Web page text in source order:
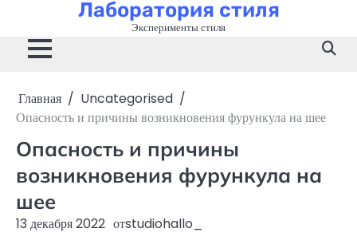
содержимому
Лаборатория стиля
Эксперименты стиля
Главная
Uncategorised
Опасность и причины возникновения фурункула на шее
Опасность и причины
возникновения фурункула на
шее
13 декабря 2022 отstudiohallo_